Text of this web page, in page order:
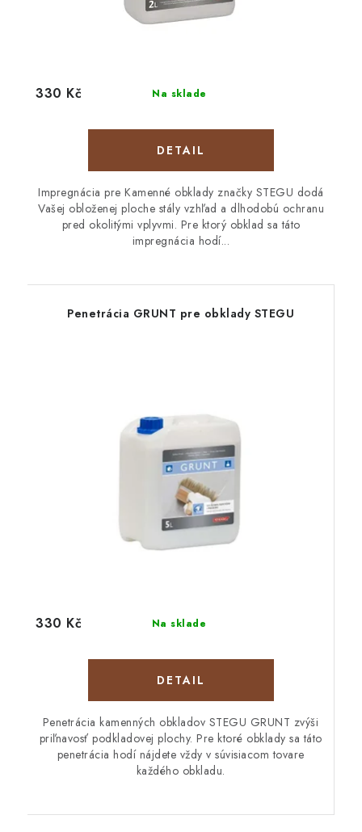
Na sklade
330 Kč
DETAIL
Impregnácia pre Kamenné obklady značky STEGU dodá
Vašej obloženej ploche stály vzhľad a dlhodobú ochranu
pred okolitými vplyvmi. Pre ktorý obklad sa táto
impregnácia hodí...
Penetrácia GRUNT pre obklady STEGU
Na sklade
330 Kč
DETAIL
Penetrácia kamenných obkladov STEGU GRUNT zvýši
priľnavosť podkladovej plochy. Pre ktoré obklady sa táto
penetrácia hodí nájdete vždy v súvisiacom tovare
každého obkladu.